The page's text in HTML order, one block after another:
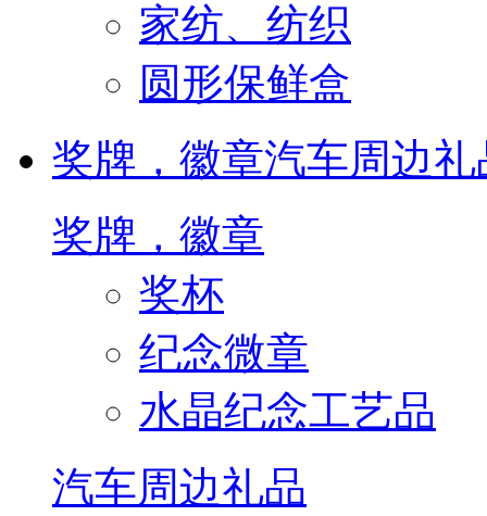
家纺、纺织
圆形保鲜盒
奖牌，徽章汽车周边礼
奖牌，徽章
奖杯
纪念微章
水晶纪念工艺品
汽车周边礼品